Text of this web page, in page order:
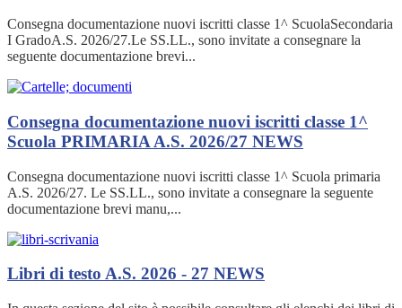
Consegna documentazione nuovi iscritti classe 1^ ScuolaSecondaria
I GradoA.S. 2026/27.Le SS.LL., sono invitate a consegnare la
seguente documentazione brevi...
Consegna documentazione nuovi iscritti classe 1^
Scuola PRIMARIA A.S. 2026/27 NEWS
Consegna documentazione nuovi iscritti classe 1^ Scuola primaria
A.S. 2026/27. Le SS.LL., sono invitate a consegnare la seguente
documentazione brevi manu,...
Libri di testo A.S. 2026 - 27 NEWS